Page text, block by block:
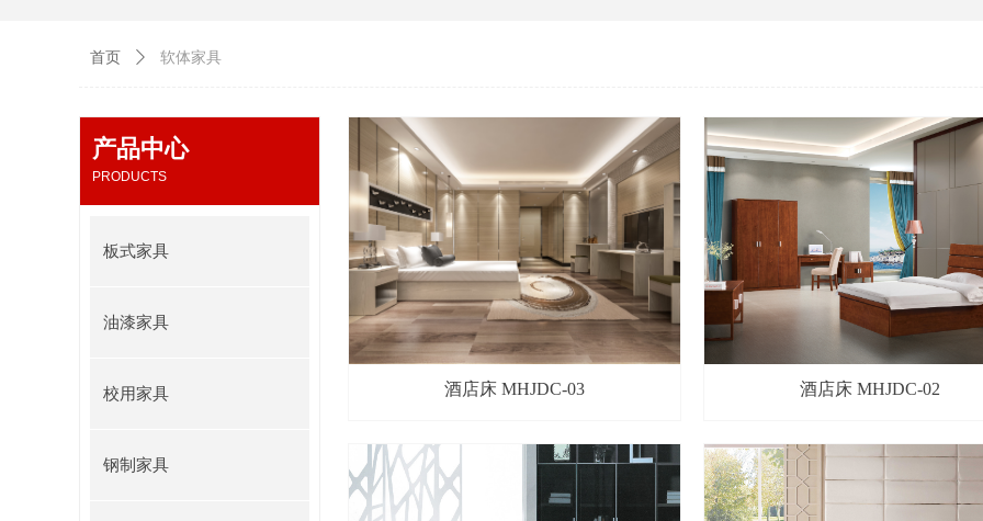
首页 ꄲ 软体家具
产品中心
PRODUCTS
板式家具
油漆家具
校用家具
钢制家具
酒店床 MHJDC-03 酒店床 MHJDC-02